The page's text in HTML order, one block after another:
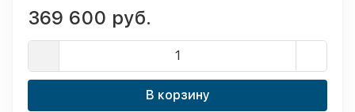
369 600 руб.
В корзину